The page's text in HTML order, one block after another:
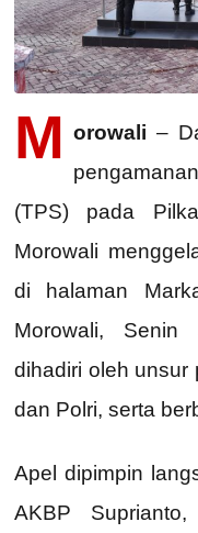
M orowali –
(TPS) pada
Morowali
di halaman
Morowali,
dihadiri oleh unsur
dan Polri, serta
Apel dipimpin
AKBP